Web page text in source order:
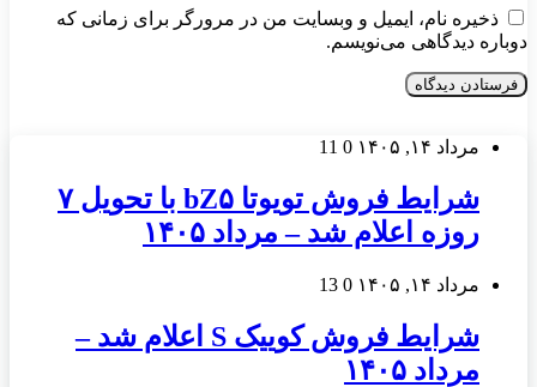
ذخیره نام، ایمیل و وبسایت من در مرورگر برای زمانی که
دوباره دیدگاهی می‌نویسم.
مرداد ۱۴, ۱۴۰۵ 0
11
شرایط فروش تویوتا bZ۵ با تحویل ۷
روزه اعلام شد – مرداد ۱۴۰۵
مرداد ۱۴, ۱۴۰۵ 0
13
شرایط فروش کوییک S اعلام شد –
مرداد ۱۴۰۵